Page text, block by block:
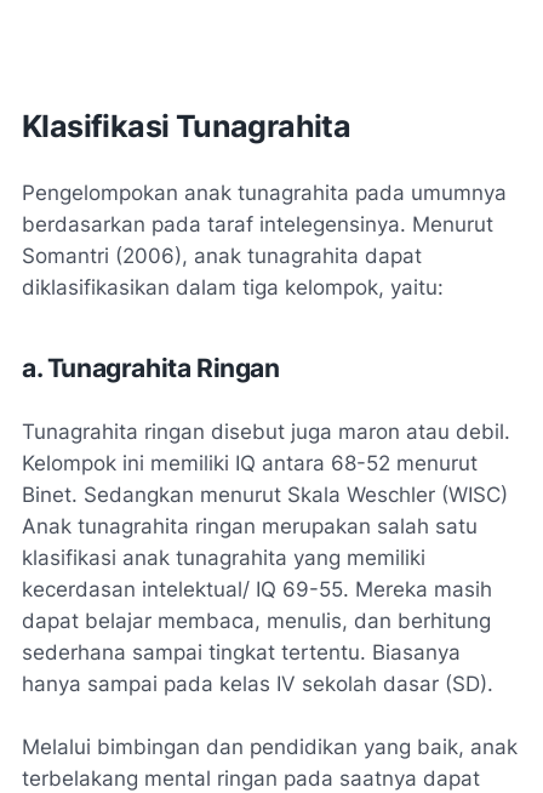
Klasifikasi Tunagrahita
Pengelompokan anak tunagrahita pada umumnya
berdasarkan pada taraf intelegensinya. Menurut
Somantri (2006), anak tunagrahita dapat
diklasifikasikan dalam tiga kelompok, yaitu:
a. Tunagrahita Ringan
Tunagrahita ringan disebut juga maron atau debil.
Kelompok ini memiliki IQ antara 68-52 menurut
Binet. Sedangkan menurut Skala Weschler (WISC)
Anak tunagrahita ringan merupakan salah satu
klasifikasi anak tunagrahita yang memiliki
kecerdasan intelektual/ IQ 69-55. Mereka masih
dapat belajar membaca, menulis, dan berhitung
sederhana sampai tingkat tertentu. Biasanya
hanya sampai pada kelas IV sekolah dasar (SD).
Melalui bimbingan dan pendidikan yang baik, anak
terbelakang mental ringan pada saatnya dapat